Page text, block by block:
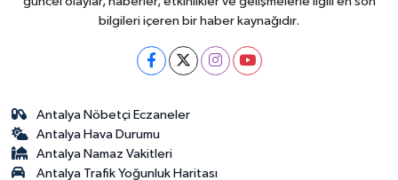
bilgileri içeren bir haber kaynağıdır.
Antalya Nöbetçi Eczaneler
Antalya Hava Durumu
Antalya Namaz Vakitleri
Antalya Trafik Yoğunluk Haritası